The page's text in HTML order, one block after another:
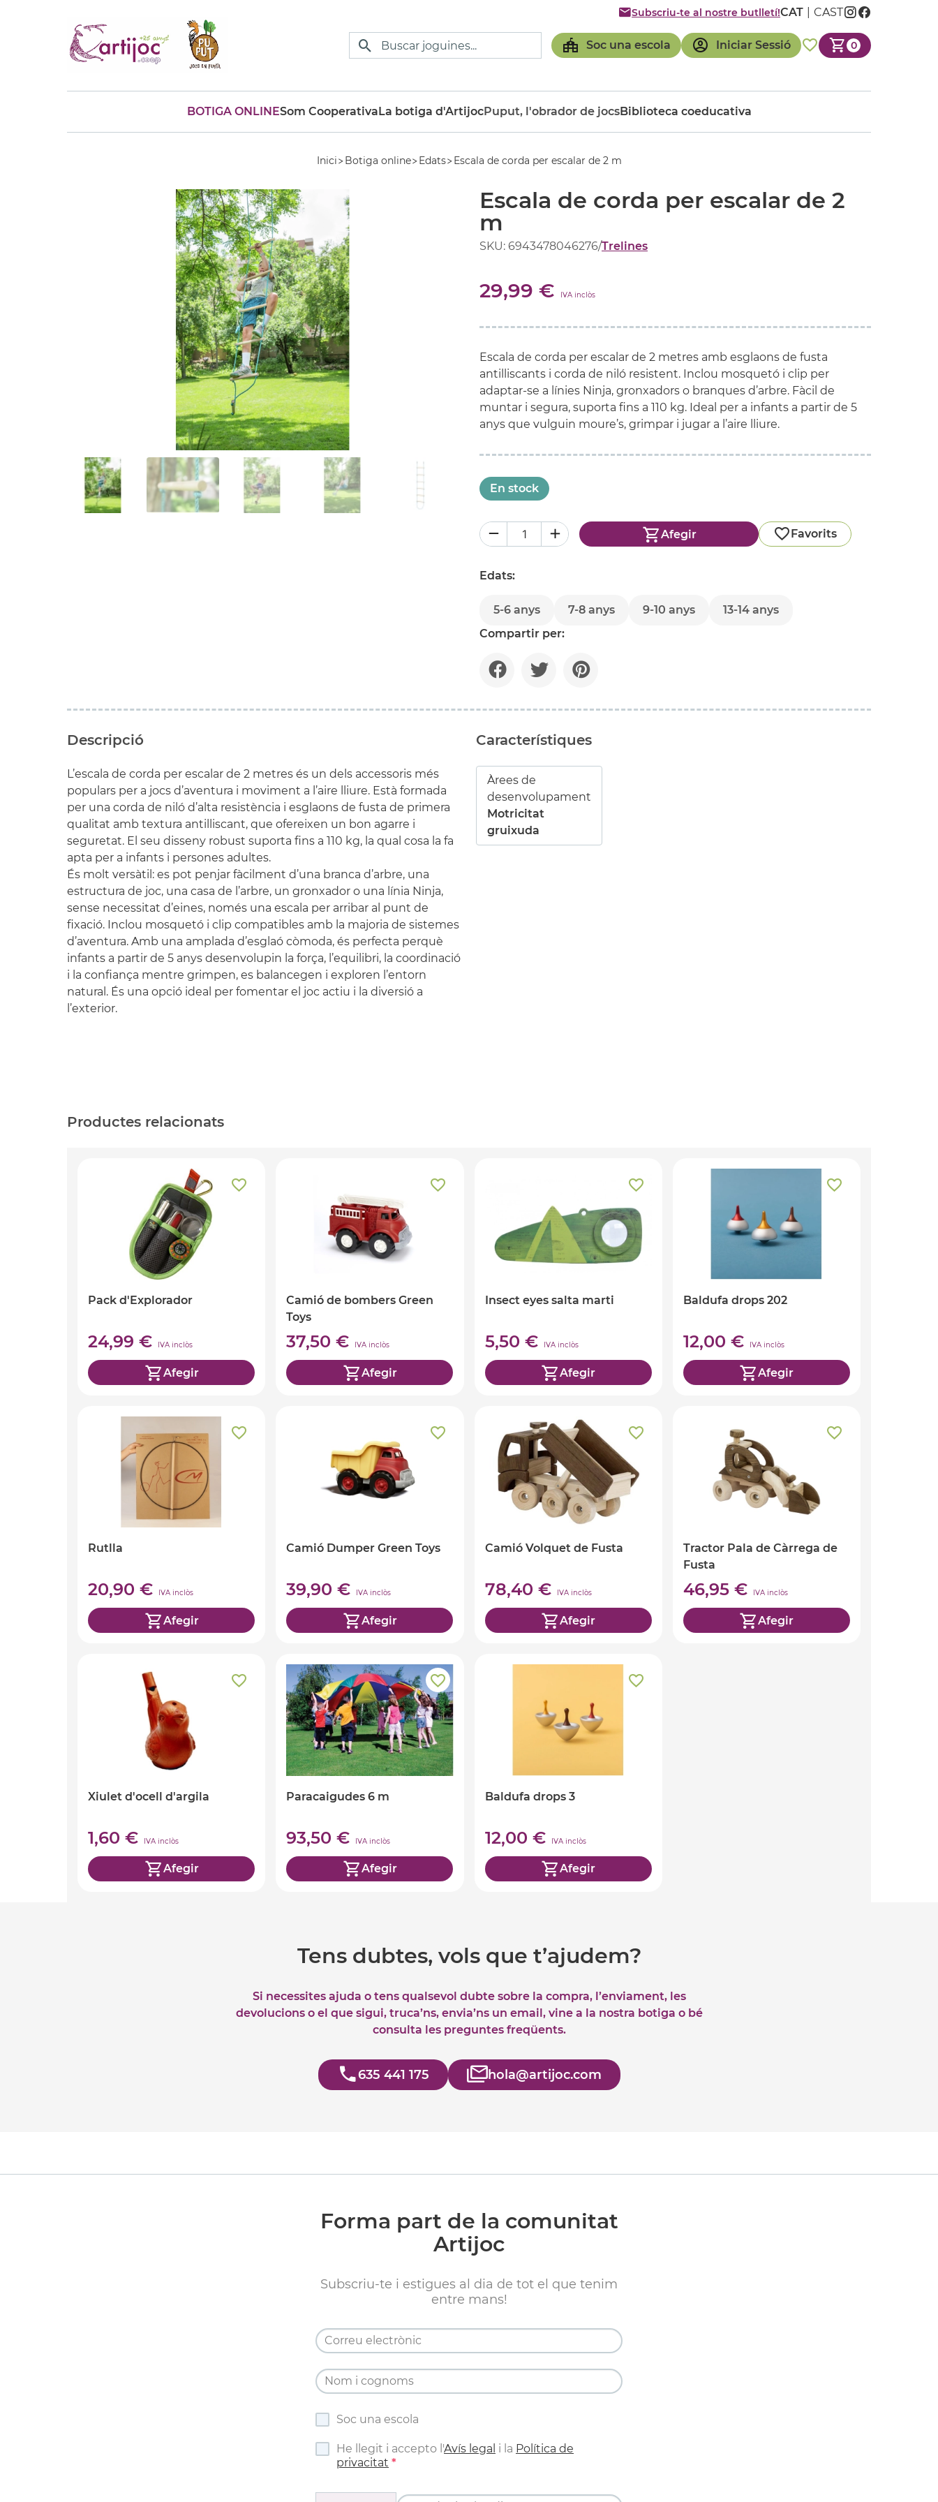
viatge
Soc una escola Iniciar Sessió 0
Subscriu-te al nostre butlletí!CAT CAST
BOTIGA ONLINESom CooperativaLa botiga d'ArtijocPuput, l'obrador de jocsBiblioteca coeducativa
Inici Botiga online Edats Escala de corda per escalar de 2 m
Escala de corda per escalar de 2
m
SKU: 6943478046276/Trelines
29,99 € IVA inclòs
Escala de corda per escalar de 2 metres amb esglaons de fusta
antilliscants i corda de niló resistent. Inclou mosquetó i clip per
adaptar-se a línies Ninja, gronxadors o branques d’arbre. Fàcil de
muntar i segura, suporta fins a 110 kg. Ideal per a infants a partir de 5
anys que vulguin moure’s, grimpar i jugar a l’aire lliure.
En stock
Afegir Favorits
Edats:
5-6 anys 7-8 anys 9-10 anys
13-14 anys
Compartir per:
Descripció
L’escala de corda per escalar de 2 metres és un dels accessoris més
populars per a jocs d’aventura i moviment a l’aire lliure. Està formada
per una corda de niló d’alta resistència i esglaons de fusta de primera
qualitat amb textura antilliscant, que ofereixen un bon agarre i
seguretat. El seu disseny robust suporta fins a 110 kg, la qual cosa la fa
apta per a infants i persones adultes.
És molt versàtil: es pot penjar fàcilment d’una branca d’arbre, una
estructura de joc, una casa de l’arbre, un gronxador o una línia Ninja,
sense necessitat d’eines, només una escala per arribar al punt de
fixació. Inclou mosquetó i clip compatibles amb la majoria de sistemes
d’aventura. Amb una amplada d’esglaó còmoda, és perfecta perquè
infants a partir de 5 anys desenvolupin la força, l’equilibri, la coordinació
i la confiança mentre grimpen, es balancegen i exploren l’entorn
natural. És una opció ideal per fomentar el joc actiu i la diversió a
l’exterior.
Característiques
Àrees de
desenvolupament
Motricitat
gruixuda
Productes relacionats
Pack d'Explorador
24,99 € IVA inclòs
Afegir
Camió de bombers Green
Toys
37,50 € IVA inclòs
Afegir
Insect eyes salta marti
5,50 € IVA inclòs
Afegir
Baldufa drops 202
12,00 € IVA inclòs
Afegir
Rutlla
20,90 € IVA inclòs
Afegir
Camió Dumper Green Toys
39,90 € IVA inclòs
Afegir
Camió Volquet de Fusta
78,40 € IVA inclòs
Afegir
Tractor Pala de Càrrega de
Fusta
46,95 € IVA inclòs
Afegir
Xiulet d'ocell d'argila
1,60 € IVA inclòs
Afegir
Paracaigudes 6 m
93,50 € IVA inclòs
Afegir
Baldufa drops 3
12,00 € IVA inclòs
Afegir
Tens dubtes, vols que t’ajudem?
Si necessites ajuda o tens qualsevol dubte sobre la compra, l’enviament, les
devolucions o el que sigui, truca’ns, envia’ns un email, vine a la nostra botiga o bé
consulta les preguntes freqüents.
635 441 175 hola@artijoc.com
Forma part de la comunitat
Artijoc
Subscriu-te i estigues al dia de tot el que tenim
entre mans!
Soc una escola
He llegit i accepto l'Avís legal i la Política de
privacitat